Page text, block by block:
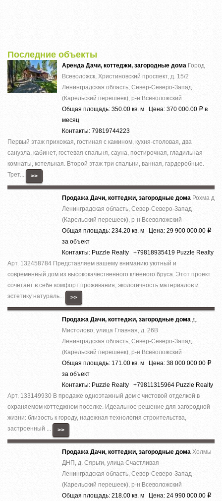
Последние объекты
Аренда Дачи, коттеджи, загородные дома Город
Всеволожск, Христиновский проспект, д. 15/2
Ленинградская область, Север-Северо-Запад
(Карельский перешеек), р-н Всеволожский
Общая площадь: 350.00 кв. м Цена: 370 000.00 Р в
месяц
Контакты: 79819744223
Первый этаж прихожая, гостиная с камином, кухня-столовая, два
санузла, кабинет, гостевая спальня, сауна, постирочная, гладильная
комнаты, котельная. Второй этаж три спальни, ванная, гардеробные.
Трет...
>>
Продажа Дачи, коттеджи, загородные дома Рохма д
Ленинградская область, Север-Северо-Запад
(Карельский перешеек), р-н Всеволожский
Общая площадь: 234.20 кв. м Цена: 29 900 000.00 Р
за объект
Контакты: Puzzle Realty +79818935419 Puzzle Realty
Арт. 132458784 Представляем вашему вниманию уютный и
современный дом из высококачественного клееного бруса. Этот проект
сочетает в себе комфорт проживания, экологичность материалов и
эстетику натураль...
>>
Продажа Дачи, коттеджи, загородные дома д.
Мистолово, улица Главная, д. 26В
Ленинградская область, Север-Северо-Запад
(Карельский перешеек), р-н Всеволожский
Общая площадь: 171.00 кв. м Цена: 38 000 000.00 Р
за объект
Контакты: Puzzle Realty +79811315964 Puzzle Realty
Арт. 133149930 В продаже одноэтажный дом с чистовой отделкой в
охраняемом коттеджном поселке. Идеальное решение для загородной
жизни: близость к городу, надежная технология строительства,
застроенный ...
>>
Продажа Дачи, коттеджи, загородные дома Холмы
ДНП, д. Сярьги, улица Счастливая
Ленинградская область, Север-Северо-Запад
(Карельский перешеек), р-н Всеволожский
Общая площадь: 218.00 кв. м Цена: 24 990 000.00 Р